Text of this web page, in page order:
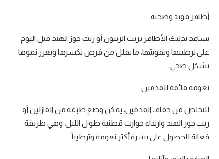
أظافر قوية وصحية
يساعد تدليك الأظافر بزيت الزيتون أو زيت جوز الهند قبل النوم
على ترطيبها وتقويتها، ما يقلل من فرص تكسرها ويعزز نموها
بشكل صحي.
نعومة فائقة للقدمين
للتخلص من جفاف القدمين، يمكن وضع طبقة من الفازلين أو
زيت جوز الهند وارتداء جوارب قطنية طوال الليل، وهي طريقة
فعالة للحصول على بشرة أكثر نعومة وترطيباً.